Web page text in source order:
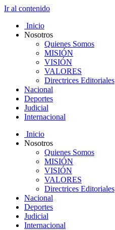
Ir al contenido
Inicio
Nosotros
Quienes Somos
MISIÓN
VISIÓN
VALORES
Directrices Editoriales
Nacional
Deportes
Judicial
Internacional
Inicio
Nosotros
Quienes Somos
MISIÓN
VISIÓN
VALORES
Directrices Editoriales
Nacional
Deportes
Judicial
Internacional